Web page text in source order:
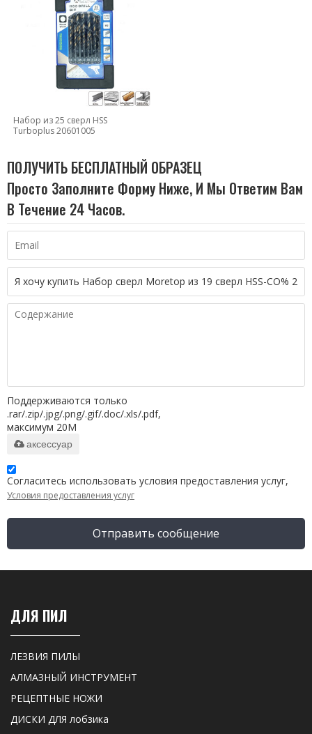
Набор из 25 сверл HSS
Turboplus 20601005
ПОЛУЧИТЬ БЕСПЛАТНЫЙ ОБРАЗЕЦ
Просто Заполните Форму Ниже, И Мы Ответим Вам
В Течение 24 Часов.
Поддерживаются только
.rar/.zip/.jpg/.png/.gif/.doc/.xls/.pdf,
максимум 20M
аксессуар
Согласитесь использовать условия предоставления услуг,
Условия предоставления услуг
Отправить сообщение
ДЛЯ ПИЛ
ЛЕЗВИЯ ПИЛЫ
АЛМАЗНЫЙ ИНСТРУМЕНТ
РЕЦЕПТНЫЕ НОЖИ
ДИСКИ ДЛЯ лобзика